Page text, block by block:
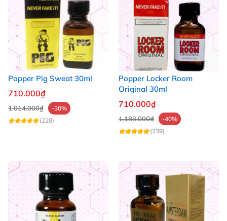
Popper Pig Sweat 30ml
710.000₫
1.014.000₫
-30%
(228)
Popper Locker Room
Original 30ml
710.000₫
1.183.000₫
-40%
(239)